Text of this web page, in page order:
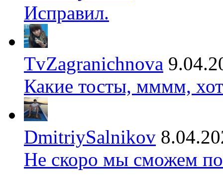
Исправил.
TvZagranichnova
Какие тосты, мммм,
DmitriySalnikov
Не скоро мы сможем